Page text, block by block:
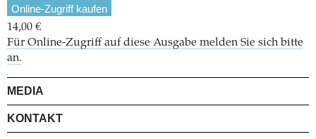
Online-Zugriff kaufen
14,00 €
Für Online-Zugriff auf diese Ausgabe melden Sie sich bitte
an.
MEDIA
KONTAKT